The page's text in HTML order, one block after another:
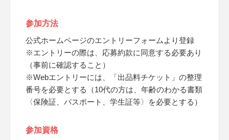
参加方法
公式ホームページのエントリーフォームより登録
※エントリーの際は、応募約款に同意する必要あり
（事前に確認すること）
※Webエントリーには、「出品料チケット」の整理
番号を必要とする（10代の方は、年齢のわかる書類
〈保険証、パスポート、学生証等〉を必要とする）
参加資格